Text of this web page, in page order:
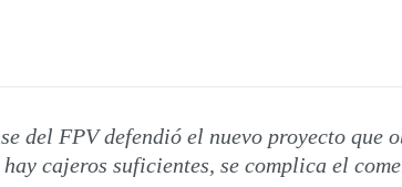
del FPV defendió el nuevo proyecto
cajeros suficientes, se complica el